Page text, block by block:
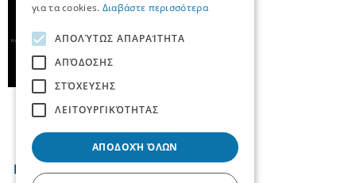
για τα cookies. Διαβάστε περισσότερα
ΑΠΟΛΎΤΩΣ ΑΠΑΡΑΊΤΗΤΑ
ΑΠΌΔΟΣΗΣ
ΣΤΌΧΕΥΣΗΣ
ΛΕΙΤΟΥΡΓΙΚΌΤΗΤΑΣ
ΑΠΟΔΟΧΉ ΌΛΩΝ